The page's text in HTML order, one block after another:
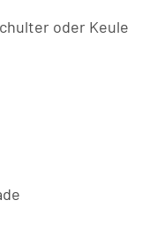
oder Keule